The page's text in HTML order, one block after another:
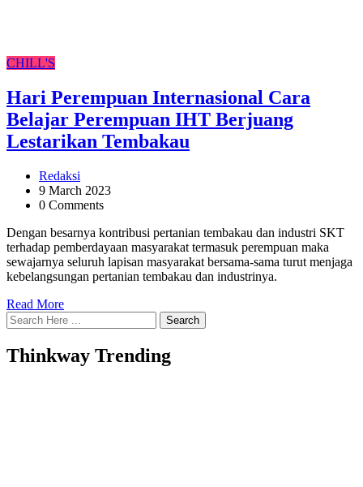
CHILL'S
Hari Perempuan Internasional Cara
Belajar Perempuan IHT Berjuang
Lestarikan Tembakau
Redaksi
9 March 2023
0 Comments
Dengan besarnya kontribusi pertanian tembakau dan industri SKT
terhadap pemberdayaan masyarakat termasuk perempuan maka
sewajarnya seluruh lapisan masyarakat bersama-sama turut menjaga
kebelangsungan pertanian tembakau dan industrinya.
Read More
Search
Thinkway Trending